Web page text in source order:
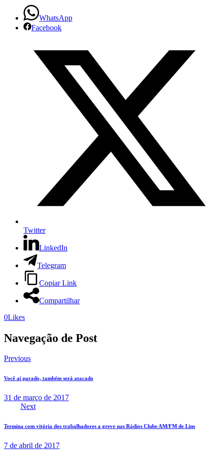
WhatsApp
Facebook
Twitter
LinkedIn
Telegram
Copiar Link
Compartilhar
0Likes
Navegação de Post
Previous
Você aí parado, também será atacado
31 de março de 2017
Next
Termina com vitória dos trabalhadores a greve nas Rádios Clube AM/FM de Lins
7 de abril de 2017